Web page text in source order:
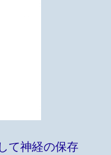
て神経の保存